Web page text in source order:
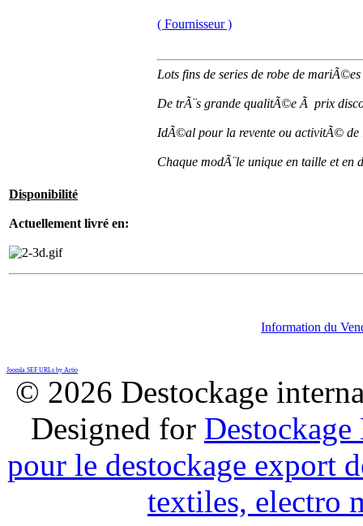
( Fournisseur )
Lots fins de series de robe de
De trÃ¨s grande qualitÃ©e Ã prix
IdÃ©al pour la revente ou activitÃ© de
Chaque modÃ¨le unique en taille et en
Disponibilité
Actuellement livré en:
Information du
Joomla SEF URLs by Artio
© 2026 Destockage
Designed for
pour le destockage export
textiles, electro